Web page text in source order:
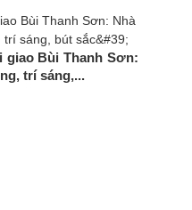
Bùi Thanh Sơn:
trí sáng,...